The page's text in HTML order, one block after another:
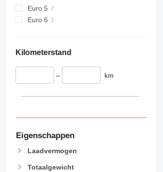
Euro 5
Euro 6
Kilometerstand
– km
Eigenschappen
Laadvermogen
Totaalgewicht